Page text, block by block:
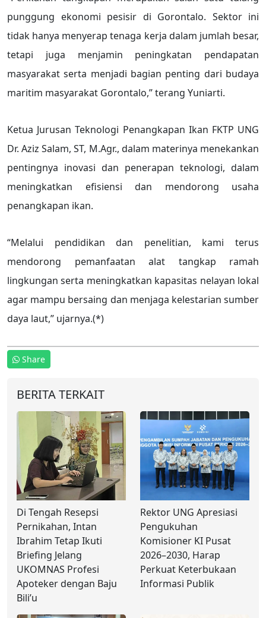
punggung ekonomi pesisir di Gorontalo. Sektor ini
tidak hanya menyerap tenaga kerja dalam jumlah besar,
tetapi juga menjamin peningkatan pendapatan
masyarakat serta menjadi bagian penting dari budaya
maritim masyarakat Gorontalo,” terang Yuniarti.
Ketua Jurusan Teknologi Penangkapan Ikan FKTP UNG
Dr. Aziz Salam, ST, M.Agr., dalam materinya menekankan
pentingnya inovasi dan penerapan teknologi, dalam
meningkatkan efisiensi dan mendorong usaha
penangkapan ikan.
“Melalui pendidikan dan penelitian, kami terus
mendorong pemanfaatan alat tangkap ramah
lingkungan serta meningkatkan kapasitas nelayan lokal
agar mampu bersaing dan menjaga kelestarian sumber
daya laut,” ujarnya.(*)
Share
BERITA TERKAIT
Di Tengah Resepsi
Pernikahan, Intan
Ibrahim Tetap Ikuti
Briefing Jelang
UKOMNAS Profesi
Apoteker dengan Baju
Bili’u
Rektor UNG Apresiasi
Pengukuhan
Komisioner KI Pusat
2026–2030, Harap
Perkuat Keterbukaan
Informasi Publik